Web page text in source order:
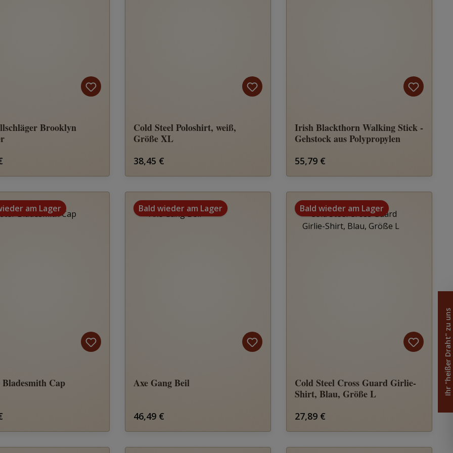
Brooklyn
Preis:
Cold Steel Poloshirt, weiß,
Größe XL
Regulärer Preis:
38,45 €
Irish Blackthorn Walking Stick -
Gehstock aus Polypropylen
Regulärer Preis:
55,79 €
am Lager
Cap
Preis:
Bald wieder am Lager
Axe Gang Beil
Regulärer Preis:
46,49 €
Bald wieder am Lager
Cold Steel Cross Guard Girlie-
Shirt, Blau, Größe L
Regulärer Preis:
27,89 €
Ihr "heißer Draht" zu uns